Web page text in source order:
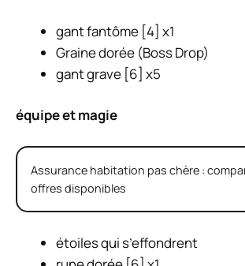
gant fantôme [4] x1
Graine dorée (Boss Drop)
gant grave [6] x5
équipe et magie
Assurance habitation pas chère :
offres disponibles
étoiles qui s’effondrent